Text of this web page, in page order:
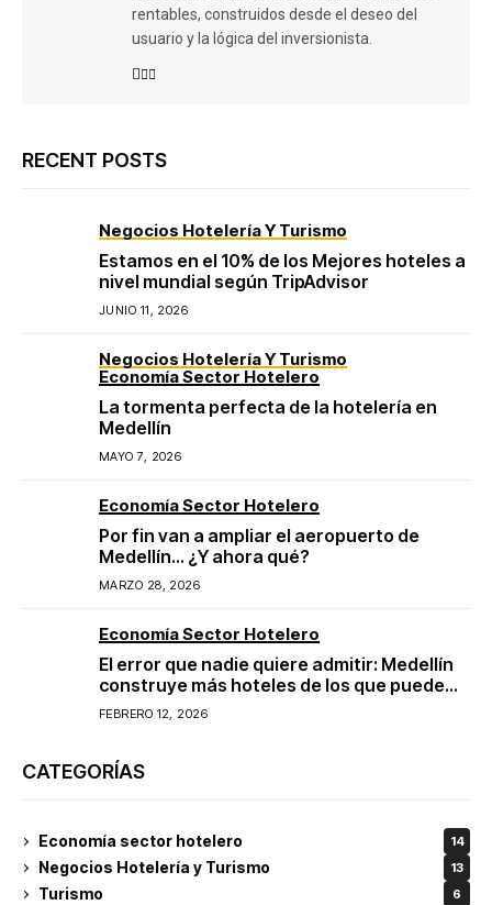
rentables, construidos desde el deseo del
usuario y la lógica del inversionista.
RECENT POSTS
Negocios Hotelería Y Turismo
Estamos en el 10% de los Mejores hoteles a
nivel mundial según TripAdvisor
JUNIO 11, 2026
Negocios Hotelería Y Turismo
Economía Sector Hotelero
La tormenta perfecta de la hotelería en
Medellín
MAYO 7, 2026
Economía Sector Hotelero
Por fin van a ampliar el aeropuerto de
Medellín… ¿Y ahora qué?
MARZO 28, 2026
Economía Sector Hotelero
El error que nadie quiere admitir: Medellín
construye más hoteles de los que puede
llenar
FEBRERO 12, 2026
CATEGORÍAS
Economía sector hotelero 14
Negocios Hotelería y Turismo 13
Turismo 6